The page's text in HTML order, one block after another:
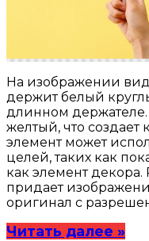
На изображении
держит белый
длинном
желтый, что создает
элемент может
целей, таких как
как элемент декора.
придает
оригинал с
Читать далее »